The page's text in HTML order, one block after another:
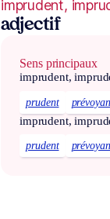
imprudent,
adjectif
Sens principaux
imprudent,
prudent
imprudent,
prudent